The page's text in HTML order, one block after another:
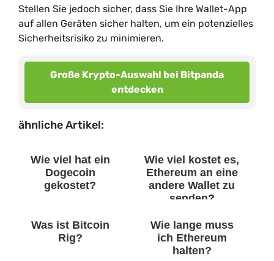
Stellen Sie jedoch sicher, dass Sie Ihre Wallet-App
auf allen Geräten sicher halten, um ein potenzielles
Sicherheitsrisiko zu minimieren.
Große Krypto-Auswahl bei Bitpanda
entdecken
ähnliche Artikel:
Wie viel hat ein
Dogecoin
gekostet?
Wie viel kostet es,
Ethereum an eine
andere Wallet zu
senden?
Was ist Bitcoin
Rig?
Wie lange muss
ich Ethereum
halten?